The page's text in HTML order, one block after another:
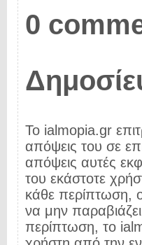
0
Το ialmopia.gr
απόψεις του σε
απόψεις αυτές
του εκάστοτε
κάθε περίπτωση,
να μην
περίπτωση, το